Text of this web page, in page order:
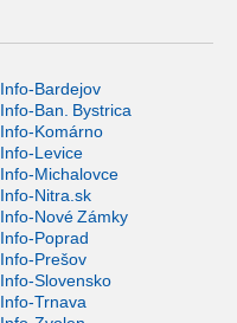
Info-Bardejov
Info-Ban. Bystrica
Info-Komárno
Info-Levice
Info-Michalovce
Info-Nitra.sk
Info-Nové Zámky
Info-Poprad
Info-Prešov
Info-Slovensko
Info-Trnava